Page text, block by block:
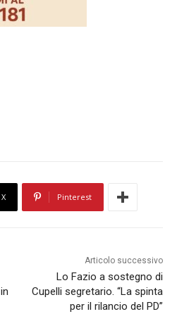
X Pinterest
Articolo successivo
Lo Fazio a sostegno di
Cupelli segretario. “La spinta
per il rilancio del PD”